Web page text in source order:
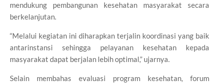
mendukung pembangunan kesehatan masyarakat secara
berkelanjutan.
“Melalui kegiatan ini diharapkan terjalin koordinasi yang baik
antarinstansi sehingga pelayanan kesehatan kepada
masyarakat dapat berjalan lebih optimal,” ujarnya.
Selain membahas evaluasi program kesehatan, forum